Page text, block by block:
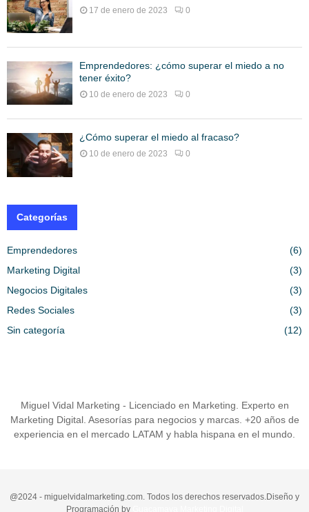
17 de enero de 2023 0
Emprendedores: ¿cómo superar el miedo a no
tener éxito?
10 de enero de 2023 0
¿Cómo superar el miedo al fracaso?
10 de enero de 2023 0
Categorías
Emprendedores
(6)
Marketing Digital
(3)
Negocios Digitales
(3)
Redes Sociales
(3)
Sin categoría
(12)
Miguel Vidal Marketing - Licenciado en Marketing. Experto en
Marketing Digital. Asesorías para negocios y marcas. +20 años de
experiencia en el mercado LATAM y habla hispana en el mundo.
@2024 - miguelvidalmarketing.com. Todos los derechos reservados.Diseño y
Programación by